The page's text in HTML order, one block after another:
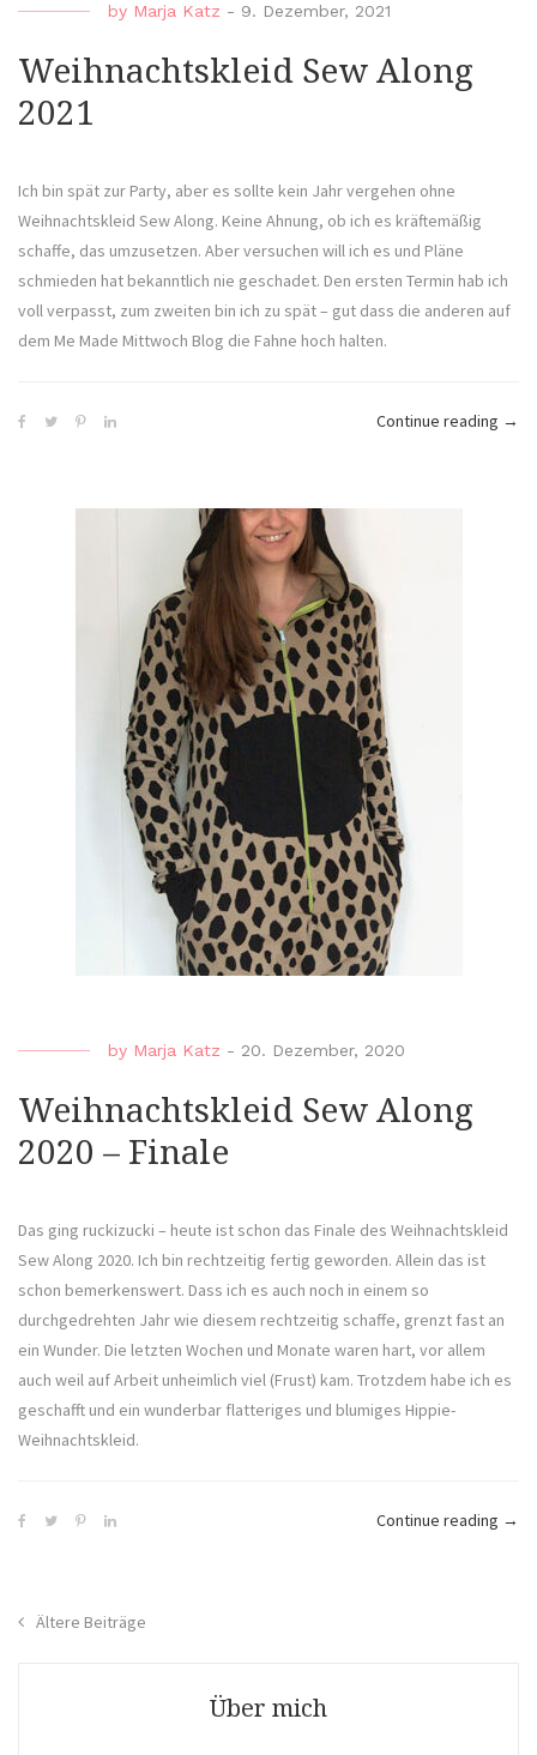
by Marja Katz - 9. Dezember, 2021
Weihnachtskleid Sew Along
2021
Ich bin spät zur Party, aber es sollte kein Jahr vergehen ohne
Weihnachtskleid Sew Along. Keine Ahnung, ob ich es kräftemäßig
schaffe, das umzusetzen. Aber versuchen will ich es und Pläne
schmieden hat bekanntlich nie geschadet. Den ersten Termin hab ich
voll verpasst, zum zweiten bin ich zu spät – gut dass die anderen auf
dem Me Made Mittwoch Blog die Fahne hoch halten.
Continue reading →
by Marja Katz - 20. Dezember, 2020
Weihnachtskleid Sew Along
2020 – Finale
Das ging ruckizucki – heute ist schon das Finale des Weihnachtskleid
Sew Along 2020. Ich bin rechtzeitig fertig geworden. Allein das ist
schon bemerkenswert. Dass ich es auch noch in einem so
durchgedrehten Jahr wie diesem rechtzeitig schaffe, grenzt fast an
ein Wunder. Die letzten Wochen und Monate waren hart, vor allem
auch weil auf Arbeit unheimlich viel (Frust) kam. Trotzdem habe ich es
geschafft und ein wunderbar flatteriges und blumiges Hippie-
Weihnachtskleid.
Continue reading →
Beitragsnavigation
Ältere Beiträge
Über mich